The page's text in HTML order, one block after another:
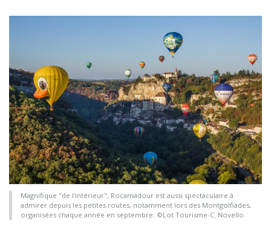
Magnifique "de l'intérieur", Rocamadour est aussi spectaculaire à
admirer depuis les petites routes, notamment lors des Montgolfiades,
organisées chaque année en septembre. ©Lot Tourisme-C. Novello